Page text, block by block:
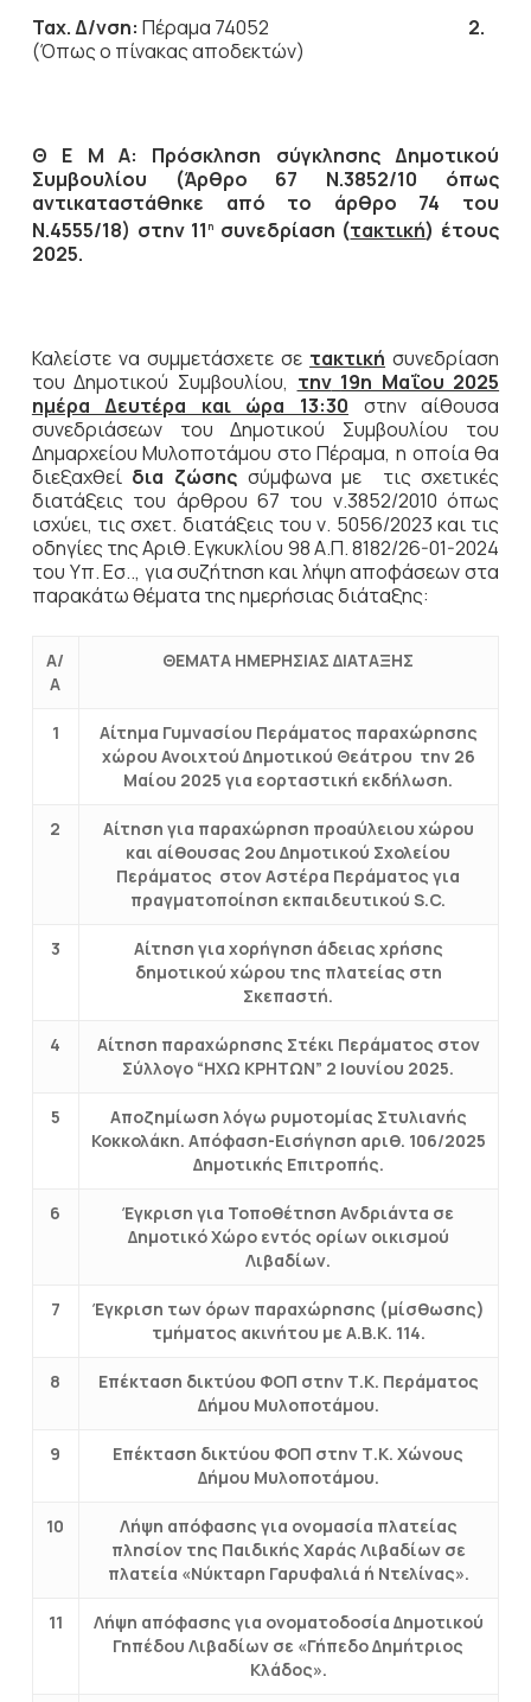
Ταχ. Δ/νση: Πέραμα 74052 2.
(Όπως ο πίνακας αποδεκτών)
Θ Ε Μ Α: Πρόσκληση σύγκλησης Δημοτικού
Συμβουλίου (Άρθρο 67 Ν.3852/10 όπως
αντικαταστάθηκε από το άρθρο 74 του
Ν.4555/18) στην 11 η συνεδρίαση (τακτική) έτους
2025.
Καλείστε να συμμετάσχετε σε τακτική συνεδρίαση
του Δημοτικού Συμβουλίου, την 19η Μαΐου 2025
ημέρα Δευτέρα και ώρα 13:30
στην αίθουσα
συνεδριάσεων του Δημοτικού Συμβουλίου του
Δημαρχείου Μυλοποτάμου στο Πέραμα, η οποία θα
διεξαχθεί δια ζώσης σύμφωνα με τις σχετικές
διατάξεις του άρθρου 67 του ν.3852/2010 όπως
ισχύει, τις σχετ. διατάξεις του ν. 5056/2023 και τις
οδηγίες της Αριθ. Εγκυκλίου 98 Α.Π. 8182/26-01-2024
του Υπ. Εσ.., για συζήτηση και λήψη αποφάσεων στα
παρακάτω θέματα της ημερήσιας διάταξης:
Α/
Α
ΘΕΜΑΤΑ ΗΜΕΡΗΣΙΑΣ ΔΙΑΤΑΞΗΣ
1
Αίτημα Γυμνασίου Περάματος παραχώρησης
χώρου Ανοιχτού Δημοτικού Θεάτρου την 26
Μαίου 2025 για εορταστική εκδήλωση.
2
Αίτηση για παραχώρηση προαύλειου χώρου
και αίθουσας 2ου Δημοτικoύ Σχολείου
Περάματος στον Αστέρα Περάματος για
πραγματοποίηση εκπαιδευτικού S.C.
3
Αίτηση για χορήγηση άδειας χρήσης
δημοτικού χώρου της πλατείας στη
Σκεπαστή.
4
Αίτηση παραχώρησης Στέκι Περάματος στον
Σύλλογο “ΗΧΩ ΚΡΗΤΩΝ” 2 Ιουνίου 2025.
5
Αποζημίωση λόγω ρυμοτομίας Στυλιανής
Κοκκολάκη. Απόφαση-Εισήγηση αριθ. 106/2025
Δημοτικής Επιτροπής.
6
Έγκριση για Τοποθέτηση Ανδριάντα σε
Δημοτικό Χώρο εντός ορίων οικισμού
Λιβαδίων.
7
Έγκριση των όρων παραχώρησης (μίσθωσης)
τμήματος ακινήτου με Α.Β.Κ. 114.
8
Επέκταση δικτύου ΦΟΠ στην Τ.Κ. Περάματος
Δήμου Μυλοποτάμου.
9
Επέκταση δικτύου ΦΟΠ στην Τ.Κ. Χώνους
Δήμου Μυλοποτάμου.
10
Λήψη απόφασης για ονομασία πλατείας
πλησίον της Παιδικής Χαράς Λιβαδίων σε
πλατεία «Νύκταρη Γαρυφαλιά ή Ντελίνας».
11
Λήψη απόφασης για ονοματοδοσία Δημοτικού
Γηπέδου Λιβαδίων σε «Γήπεδο Δημήτριος
Κλάδος».